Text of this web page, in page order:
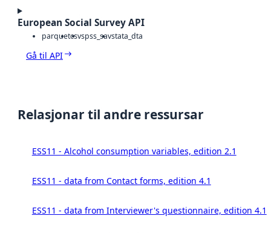
European Social Survey API
parquetcsvspss_savstata_dta
Gå til API
Relasjonar til andre ressursar
ESS11 - Alcohol consumption variables, edition 2.1
ESS11 - data from Contact forms, edition 4.1
ESS11 - data from Interviewer's questionnaire, edition 4.1